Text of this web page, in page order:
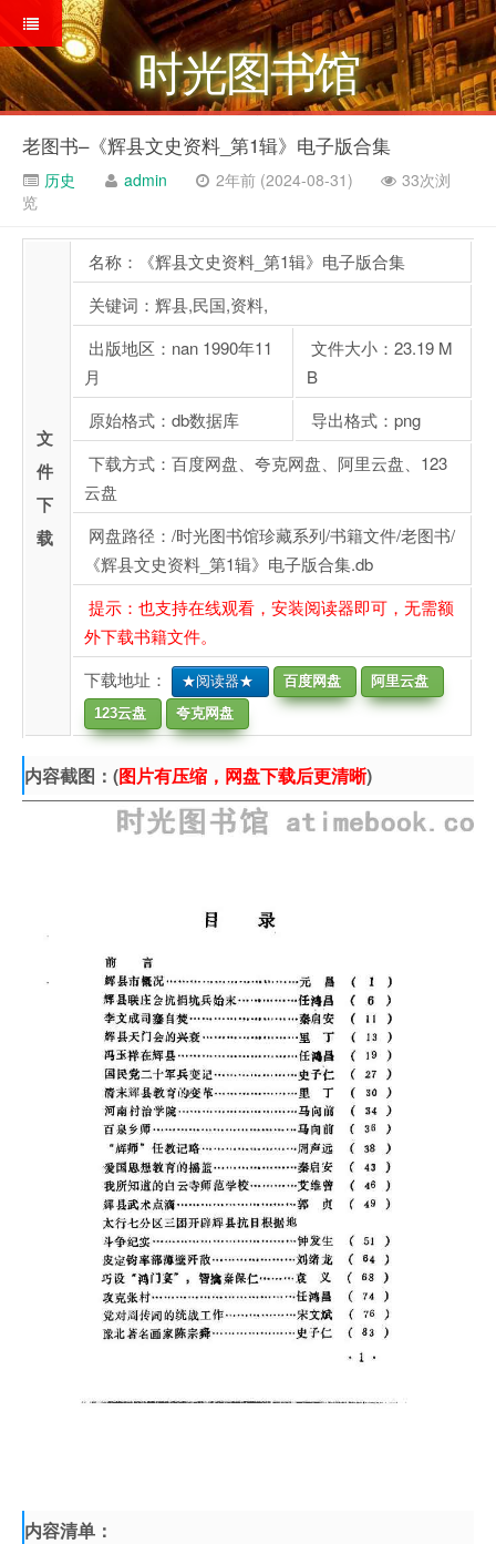
时光图书馆
老图书–《辉县文史资料_第1辑》电子版合集
历史 admin 2年前 (2024-08-31)
33次浏
览
文
件
下
载
名称：《辉县文史资料_第1辑》电子版合集
关键词：辉县,民国,资料,
出版地区：nan 1990年11
月
文件大小：23.19 M
B
原始格式：db数据库
导出格式：png
下载方式：百度网盘、夸克网盘、阿里云盘、123
云盘
网盘路径：/时光图书馆珍藏系列/书籍文件/老图书/
《辉县文史资料_第1辑》电子版合集.db
提示：也支持在线观看，安装阅读器即可，无需额
外下载书籍文件。
下载地址：
★阅读器★ 百度网盘
阿里云盘
123云盘
夸克网盘
内容截图：(图片有压缩，网盘下载后更清晰)
内容清单：